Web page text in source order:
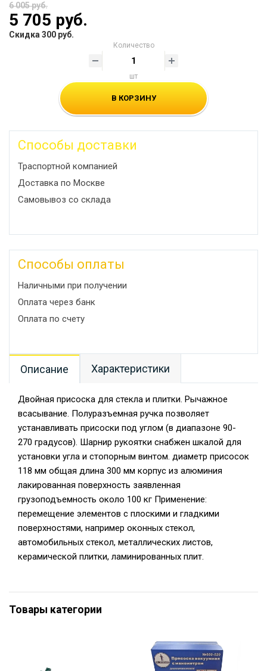
6 005 руб.
5 705 руб.
Скидка 300 руб.
Количество
шт
В КОРЗИНУ
Способы доставки
Траспортной компанией
Доставка по Москве
Самовывоз со склада
Способы оплаты
Наличными при получении
Оплата через банк
Оплата по счету
Описание Характеристики
Двойная присоска для стекла и плитки. Рычажное
всасывание. Полуразъемная ручка позволяет
устанавливать присоски под углом (в диапазоне 90-
270 градусов). Шарнир рукоятки снабжен шкалой для
установки угла и стопорным винтом. диаметр присосок
118 мм общая длина 300 мм корпус из алюминия
лакированная поверхность заявленная
грузоподъемность около 100 кг Применение:
перемещение элементов с плоскими и гладкими
поверхностями, например оконных стекол,
автомобильных стекол, металлических листов,
керамической плитки, ламинированных плит.
Товары категории